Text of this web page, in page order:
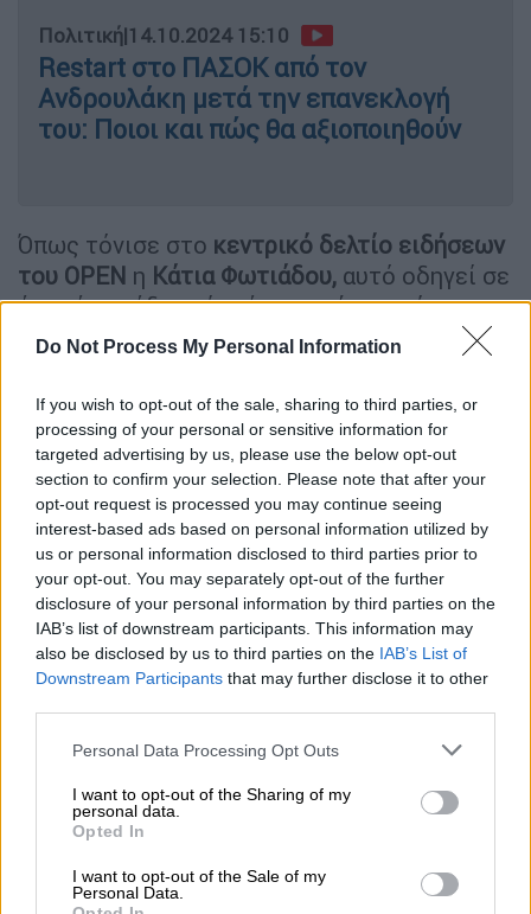
Do Not Process My Personal Information
If you wish to opt-out of the sale, sharing to third parties, or
processing of your personal or sensitive information for
targeted advertising by us, please use the below opt-out
section to confirm your selection. Please note that after your
opt-out request is processed you may continue seeing
interest-based ads based on personal information utilized by
us or personal information disclosed to third parties prior to
your opt-out. You may separately opt-out of the further
disclosure of your personal information by third parties on the
IAB’s list of downstream participants. This information may
also be disclosed by us to third parties on the IAB’s List of
Downstream Participants that may further disclose it to other
Please note that this website/app uses one or more Google
not limited to your visit or usage behaviour. You may click to
grant or deny consent to Google and its third-party tags to
use your data for below specified purposes in below Google
consent section.
Personal Data Processing Opt Outs
I want to opt-out of the Sharing of my
personal data.
Opted In
I want to opt-out of the Sale of my
Personal Data.
Πολιτική|14.10.2024 15:10
Restart στο ΠΑΣΟΚ από τον
Ανδρουλάκη μετά την επανεκλογή
του: Ποιοι και πώς θα αξιοποιηθούν
Όπως τόνισε στο κεντρικό δελτίο ειδήσεων
του OPEN η Κάτια Φωτιάδου, αυτό οδηγεί σε
ένα νέο σχέδιο, μία νέα μορφή του κόμματος,
το οποίο πρέπει να είναιπιο ευέλικτο, πιο
επικοινωνιακά. Σύμφωνα με το ρεπορτάζ, ο
Χάρης Δούκας , οΠαύλος Γερουλάνος και η
Άννα Διαμαντοπούλουθα έχουν λόγο στα
κέντρα λήψης αποφάσεων και ρόλο στα νέα
όργανα τα οποία σκέφτεται να δημιουργήσει
ο πρόεδρος τουΠΑΣΟΚ. Αυτά θα είναι
πολιτικά τραπέζια διαλόγου που θα
περιλαμβάνουν τον πολιτικό σχεδιασμό,
έναν νέου τύπου πρωινό καφέ όπου θα
συμμετέχουν στη στρατηγική που θα πρέπει
να χαράξει το ΠΑΣΟΚ, με στόχο να είναι
πρώτο κόμμα στις επόμενες εθνικές
εκλογές και να το εμπιστευτεί και πάλι η
κοινωνία.
Σύμφωνα με την
υπάρξουν και στην ΚΟ του κόμματος
σε